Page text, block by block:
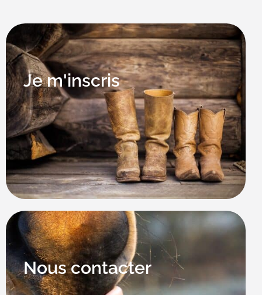
Je m'inscris
Nous contacter